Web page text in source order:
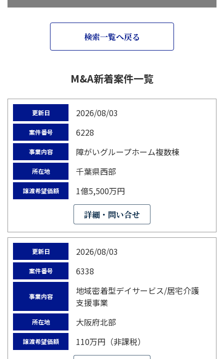
検索一覧へ戻る
M&A新着案件一覧
更新日 2026/08/03
案件番号 6228
事業内容 障がいグループホーム複数棟
所在地 千葉県西部
譲渡希望価額 1億5,500万円
詳細・問い合せ
更新日 2026/08/03
案件番号 6338
事業内容
地域密着型デイサービス/居宅介護
支援事業
所在地 大阪府北部
譲渡希望価額 110万円（非課税）